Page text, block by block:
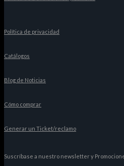
Política de privacidad
Catálogos
Blog de Noticias
Cómo comprar
Generar un Ticket/reclamo
Suscríbase a nuestro newsletter y